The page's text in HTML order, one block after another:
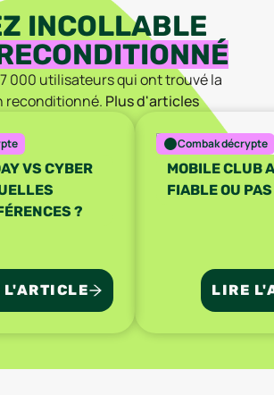
INCOLLABLE
000 utilisateurs qui ont trouvé la
reconditionné. Plus d'articles
VS CYBER
?
L'ARTICLE
Combak décrypte
MOBILE CLUB
FIABLE OU
LIRE